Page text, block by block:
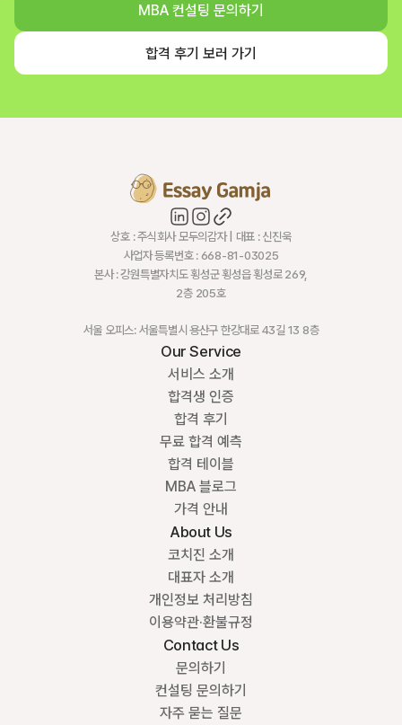
MBA 컨설팅 문의하기
합격 후기 보러 가기
상호 : 주식회사 모두의감자 | 대표 : 신진욱
사업자 등록번호 : 668-81-03025
본사 : 강원특별자치도 횡성군 횡성읍 횡성로 269,
2층 205호
서울 오피스: 서울특별시 용산구 한강대로 43길 13 8층
Our Service
서비스 소개
합격생 인증
합격 후기
무료 합격 예측
합격 테이블
MBA 블로그
가격 안내
About Us
코치진 소개
대표자 소개
개인정보 처리방침
이용약관·환불규정
Contact Us
문의하기
컨설팅 문의하기
자주 묻는 질문